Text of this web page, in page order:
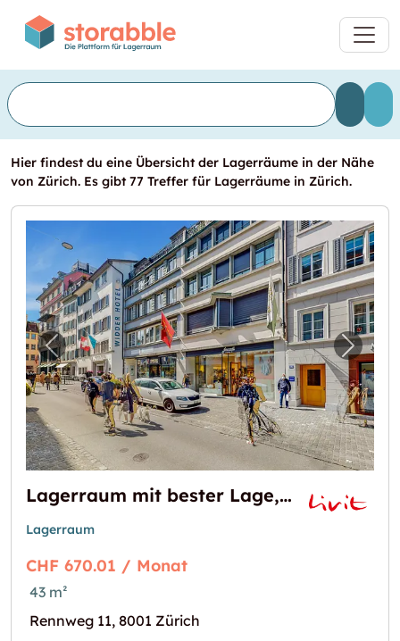
Hier findest du eine Übersicht der Lagerräume in der Nähe
von Zürich. Es gibt 77 Treffer für Lagerräume in Zürich.
Vorheriges Bild für "Lagerraum mit bester
Lagerraum mit bester Lage, direkt am Rennweg
Lagerraum
CHF 670.01 / Monat
43 m²
Rennweg 11, 8001 Zürich